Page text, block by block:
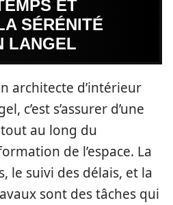
ET
SÉRÉNITÉ
LANGEL
architecte d’intérieur
c’est s’assurer d’une
au long du
de l’espace. La
le suivi des délais, et la
sont des tâches qui